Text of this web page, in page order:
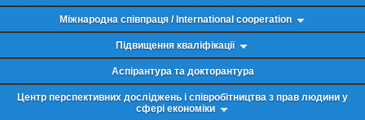
Міжнародна співпраця / International cooperation
Підвищення кваліфікації
Аспірантура та докторантура
Центр перспективних досліджень і співробітництва з прав людини у
сфері економіки